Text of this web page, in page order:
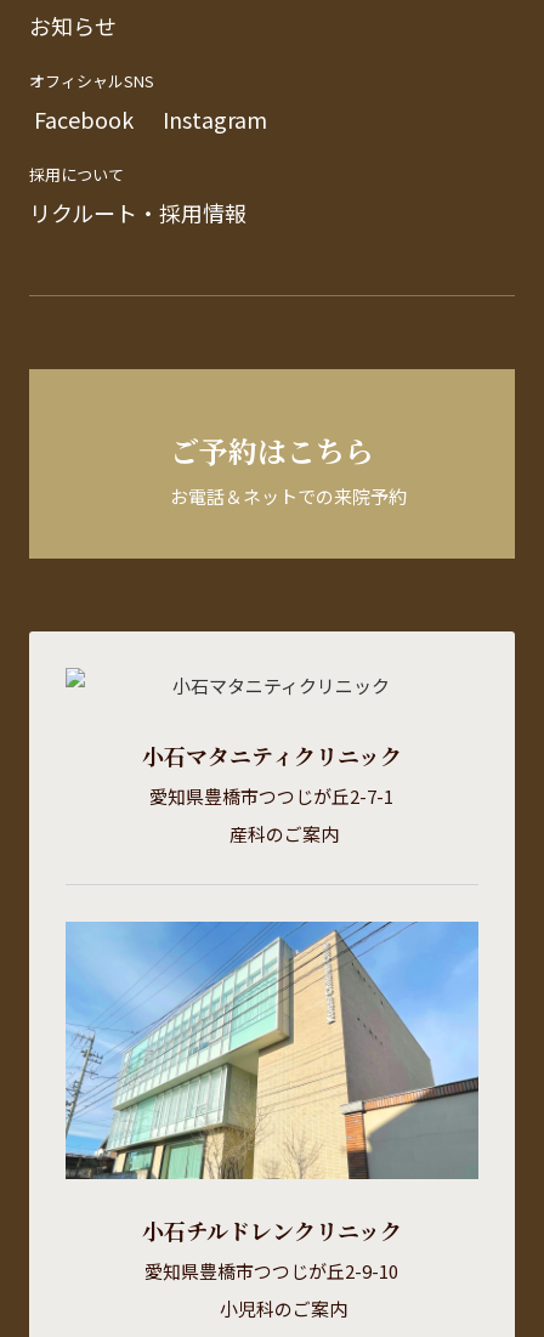
お知らせ
オフィシャルSNS
Facebook Instagram
採用について
リクルート・採用情報
ご予約はこちら
お電話＆ネットでの来院予約
小石マタニティクリニック
愛知県豊橋市つつじが丘2-7-1
産科のご案内
小石チルドレンクリニック
愛知県豊橋市つつじが丘2-9-10
小児科のご案内